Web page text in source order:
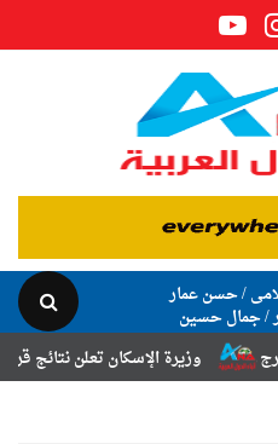
/ حسن عمار
/ جمال حسين
وزيرة الإسكان تعلن نتائج قرعة تخصيص